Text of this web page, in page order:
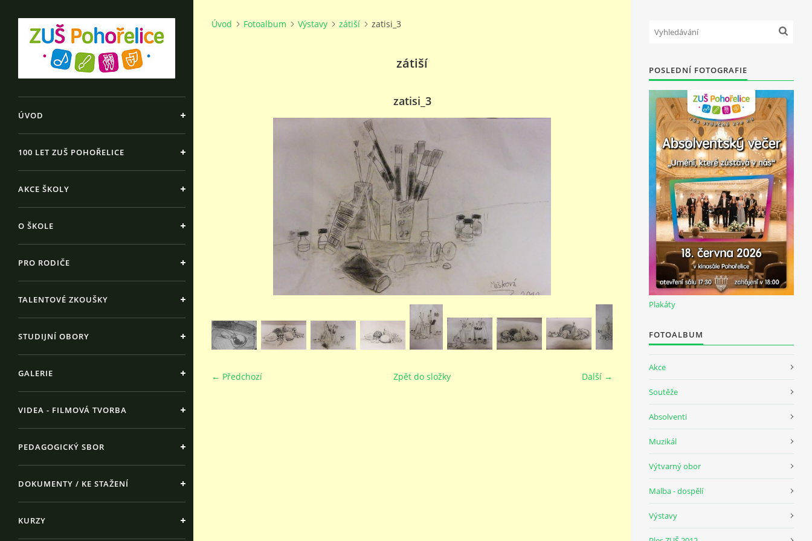
ÚVOD
100 LET ZUŠ POHOŘELICE
AKCE ŠKOLY
O ŠKOLE
PRO RODIČE
TALENTOVÉ ZKOUŠKY
STUDIJNÍ OBORY
GALERIE
VIDEA - FILMOVÁ TVORBA
PEDAGOGICKÝ SBOR
DOKUMENTY / KE STAŽENÍ
KURZY
Úvod Fotoalbum Výstavy zátiší zatisi_3
zátiší
zatisi_3
← Předchozí Další →
Zpět do složky
POSLEDNÍ FOTOGRAFIE
Plakáty
FOTOALBUM
Akce
Soutěže
Absolventi
Muzikál
Výtvarný obor
Malba - dospělí
Výstavy